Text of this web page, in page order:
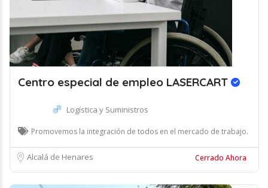
Centro especial de empleo LASERCART
Logística y Suministros
Promovemos la integración de todos en el mercado de trabajo.
Alcalá de Henares Cerrado Ahora